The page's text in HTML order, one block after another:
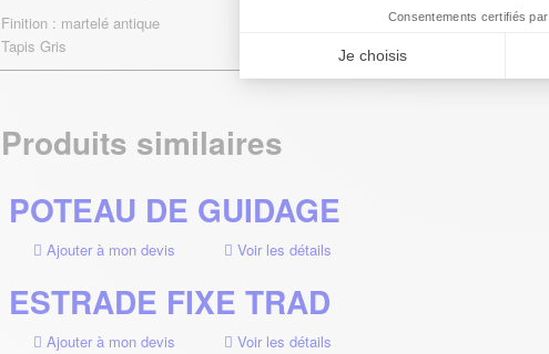
Finition : martelé antique
Tapis Gris
Produits similaires
POTEAU DE GUIDAGE
Ajouter à mon devis Voir les détails
ESTRADE FIXE TRAD
Ajouter à mon devis Voir les détails
Consentements certifiés par
Je choisis